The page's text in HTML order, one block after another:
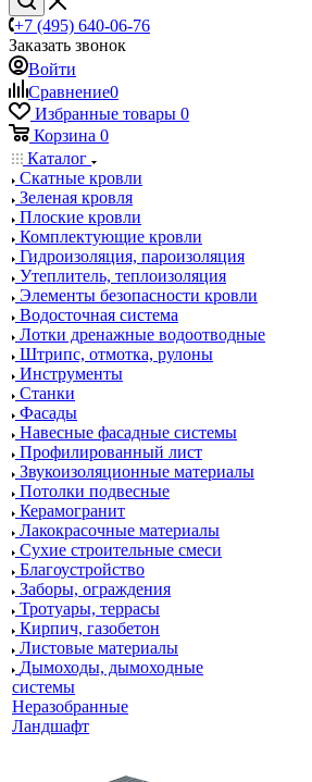
+7 (495) 640-06-76
Заказать звонок
Войти
Сравнение0
Избранные товары 0
Корзина 0
Каталог
Скатные кровли
Зеленая кровля
Плоские кровли
Комплектующие кровли
Гидроизоляция, пароизоляция
Утеплитель, теплоизоляция
Элементы безопасности кровли
Водосточная система
Лотки дренажные водоотводные
Штрипс, отмотка, рулоны
Инструменты
Станки
Фасады
Навесные фасадные системы
Профилированный лист
Звукоизоляционные материалы
Потолки подвесные
Керамогранит
Лакокрасочные материалы
Сухие строительные смеси
Благоустройство
Заборы, ограждения
Тротуары, террасы
Кирпич, газобетон
Листовые материалы
Дымоходы, дымоходные
системы
Неразобранные
Ландшафт